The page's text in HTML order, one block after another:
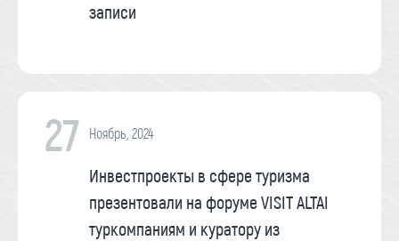
записи
27 Ноябрь, 2024
Инвестпроекты в сфере туризма
презентовали на форуме VISIT ALTAI
туркомпаниям и куратору из